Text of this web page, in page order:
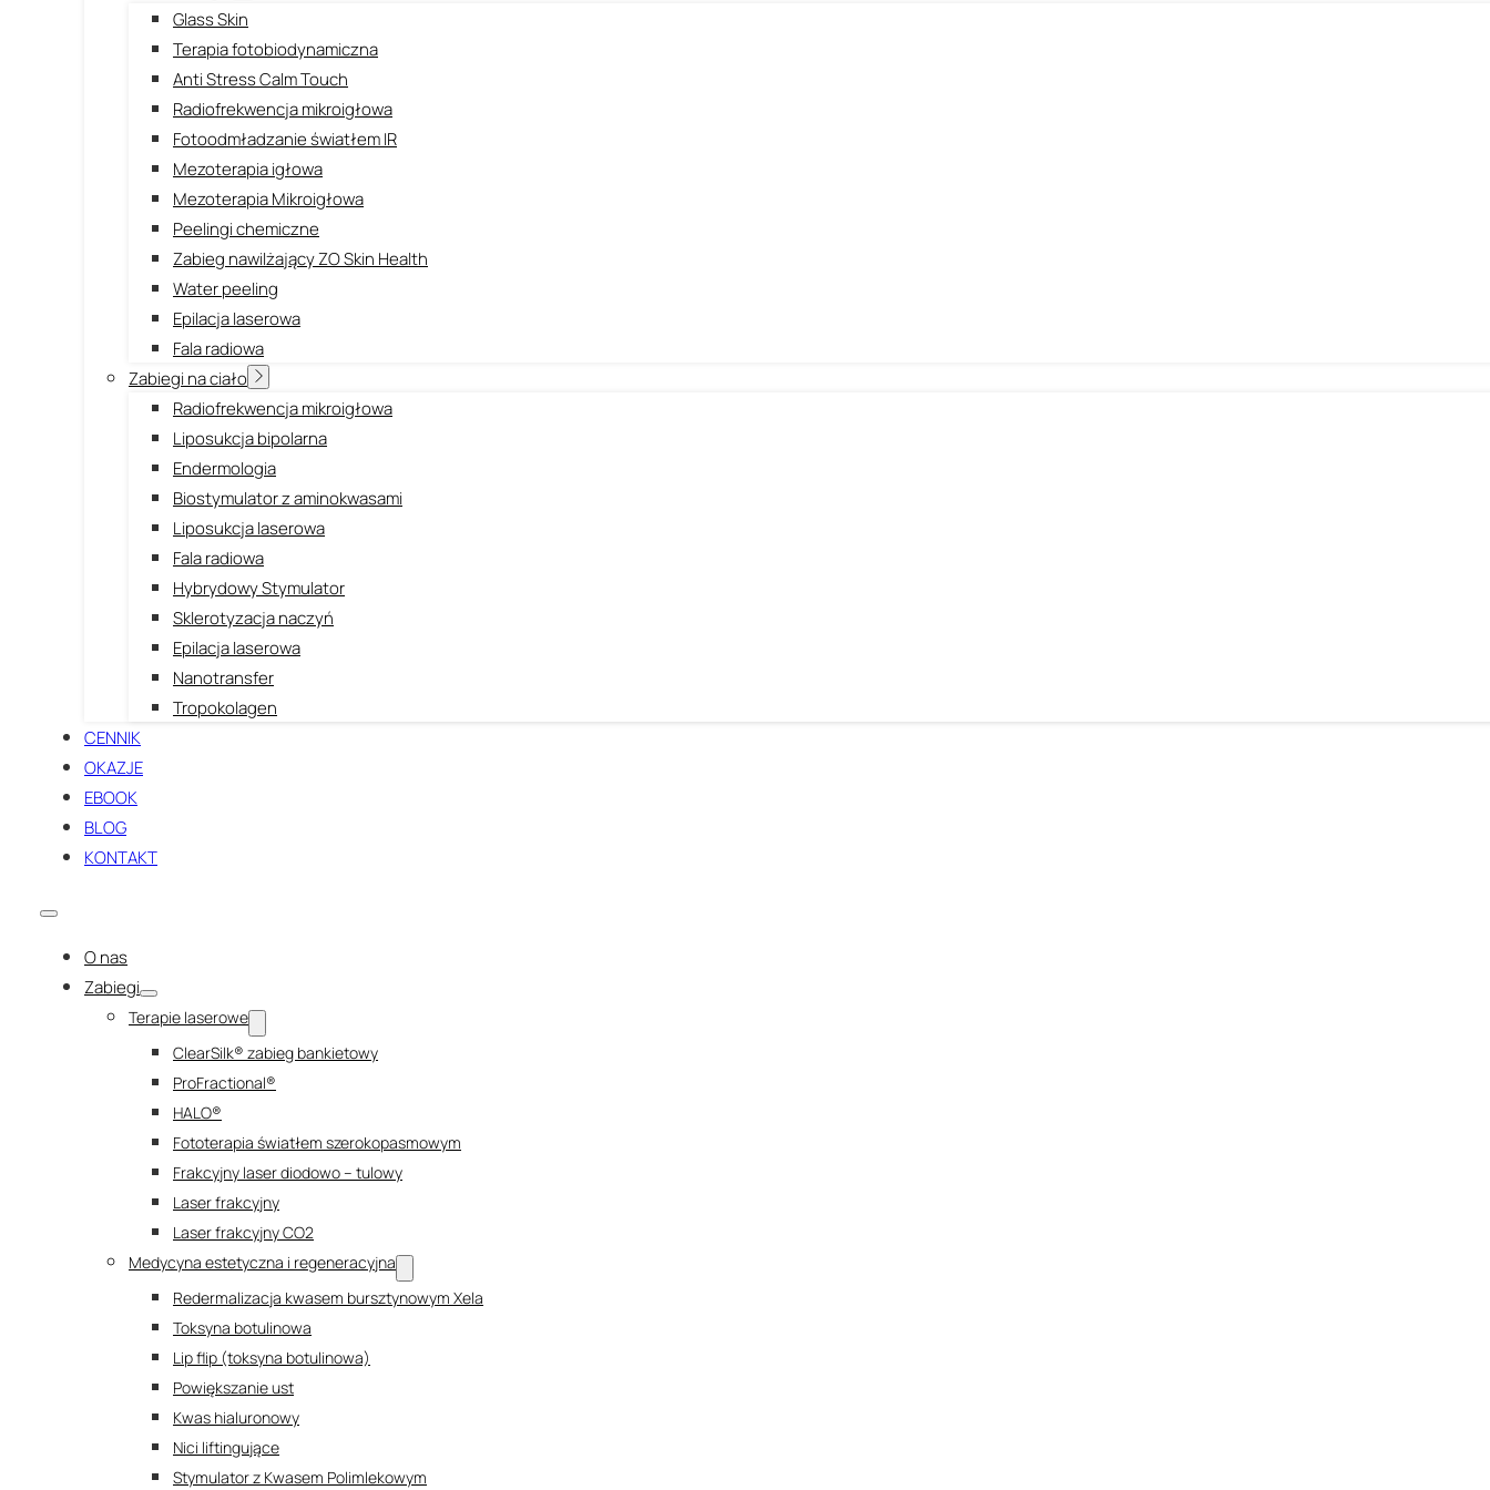
Glass Skin
Terapia fotobiodynamiczna
Anti Stress Calm Touch
Radiofrekwencja mikroigłowa
Fotoodmładzanie światłem IR
Mezoterapia igłowa
Mezoterapia Mikroigłowa
Peelingi chemiczne
Zabieg nawilżający ZO Skin Health
Water peeling
Epilacja laserowa
Fala radiowa
Zabiegi na ciało
Radiofrekwencja mikroigłowa
Liposukcja bipolarna
Endermologia
Biostymulator z aminokwasami
Liposukcja laserowa
Fala radiowa
Hybrydowy Stymulator
Sklerotyzacja naczyń
Epilacja laserowa
Nanotransfer
Tropokolagen
CENNIK
OKAZJE
EBOOK
BLOG
KONTAKT
O nas
Zabiegi
Terapie laserowe
ClearSilk® zabieg bankietowy
ProFractional®
HALO®
Fototerapia światłem szerokopasmowym
Frakcyjny laser diodowo – tulowy
Laser frakcyjny
Laser frakcyjny CO2
Medycyna estetyczna i regeneracyjna
Redermalizacja kwasem bursztynowym Xela
Toksyna botulinowa
Lip flip (toksyna botulinowa)
Powiększanie ust
Kwas hialuronowy
Nici liftingujące
Stymulator z Kwasem Polimlekowym